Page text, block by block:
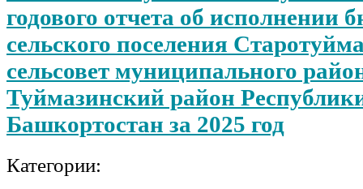
годового отчета об исполнении
сельского поселения
сельсовет муниципального
Туймазинский район
Башкортостан за 2025 год
Категории: